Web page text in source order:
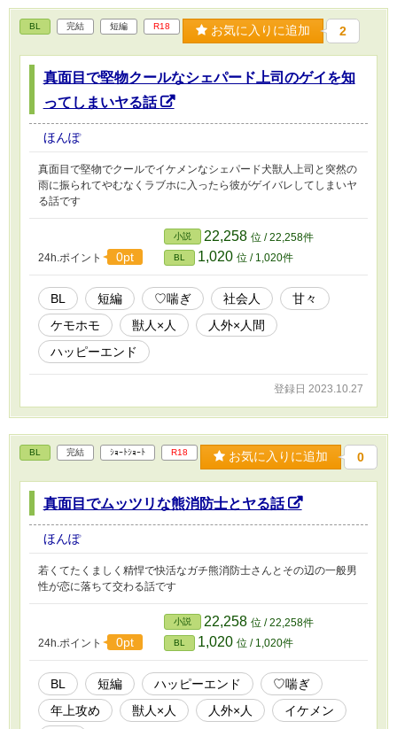
BL 完結 短編 R18 お気に入りに追加 2
真面目で堅物クールなシェパード上司のゲイを知
ってしまいヤる話
ほんぽ
真面目で堅物でクールでイケメンなシェパード犬獣人上司と突然の
雨に振られてやむなくラブホに入ったら彼がゲイバレしてしまいヤ
る話です
24h.ポイント 0pt
小説 22,258 位 / 22,258件
BL 1,020 位 / 1,020件
BL 短編 ♡喘ぎ 社会人
甘々
ケモホモ
獣人×人
人外×人間
ハッピーエンド
登録日 2023.10.27
BL 完結 ｼｮｰﾄｼｮｰﾄ R18 お気に入りに追加 0
真面目でムッツリな熊消防士とヤる話
ほんぽ
若くてたくましく精悍で快活なガチ熊消防士さんとその辺の一般男
性が恋に落ちて交わる話です
24h.ポイント 0pt
小説 22,258 位 / 22,258件
BL 1,020 位 / 1,020件
BL 短編 ハッピーエンド
♡喘ぎ
年上攻め
獣人×人 人外×人
イケメン